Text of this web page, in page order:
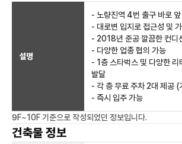
설명
- 노량진역 4번 출구 바로 앞
- 대로변 입지로 접근성 및
- 2018년 준공 깔끔한 컨디
- 다양한 업종 협의 가능
- 1층 스타벅스 및 다양한 리
발달
- 각 층 무료 주차 2대 제공 (
- 즉시 입주 가능
9F~10F 기준으로 작성되었던 정보입니다.
건축물 정보